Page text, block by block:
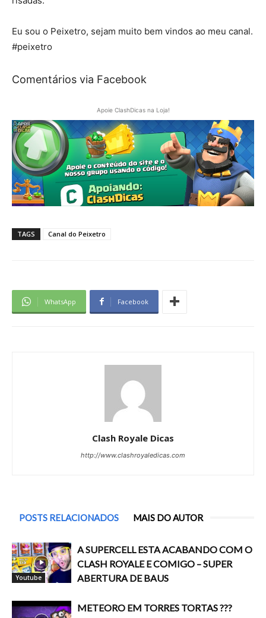
Eu sou o Peixetro, sejam muito bem vindos ao meu canal.
#peixetro
Comentários via Facebook
Apoie ClashDicas na Loja!
TAGS Canal do Peixetro
WhatsApp Facebook
Clash Royale Dicas
http://www.clashroyaledicas.com
POSTS RELACIONADOS MAIS DO AUTOR
Youtube
A SUPERCELL ESTA ACABANDO COM O
CLASH ROYALE E COMIGO – SUPER
ABERTURA DE BAUS
METEORO EM TORRES TORTAS ???